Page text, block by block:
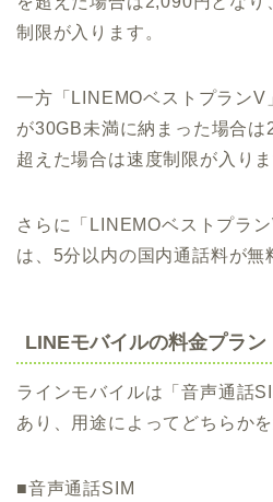
制限が入ります。
一方「LINEMOベストプランV
が30GB未満に納まった場合
超えた場合は速度制限が入りま
さらに「LINEMOベストプラ
は、5分以内の国内通話料が無
LINEモバイルの料金プラン
ラインモバイルは「音声通話
あり、用途によってどちらかを
■音声通話SIM